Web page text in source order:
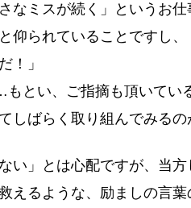
なミスが続く」というお
仰られていることですし、
！」
とい、ご指摘も頂いてい
しばらく取り組んでみるの
い」とは心配ですが、当方
えるような、励ましの言葉